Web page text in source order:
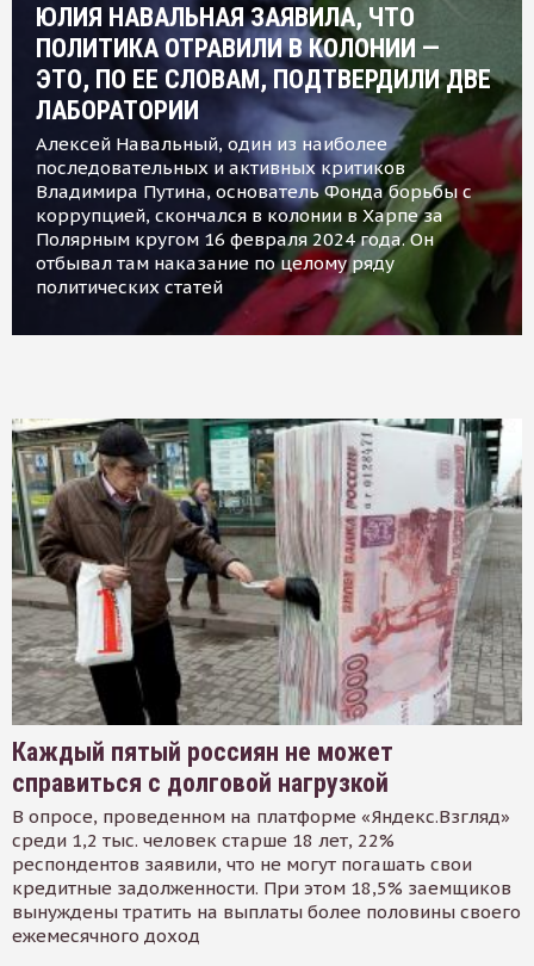
ЮЛИЯ НАВАЛЬНАЯ ЗАЯВИЛА, ЧТО
ПОЛИТИКА ОТРАВИЛИ В КОЛОНИИ —
ЭТО, ПО ЕЕ СЛОВАМ, ПОДТВЕРДИЛИ ДВЕ
ЛАБОРАТОРИИ
Алексей Навальный, один из наиболее
последовательных и активных критиков
Владимира Путина, основатель Фонда борьбы с
коррупцией, скончался в колонии в Харпе за
Полярным кругом 16 февраля 2024 года. Он
отбывал там наказание по целому ряду
политических статей
Каждый пятый россиян не может
справиться с долговой нагрузкой
В опросе, проведенном на платформе «Яндекс.Взгляд»
среди 1,2 тыс. человек старше 18 лет, 22%
респондентов заявили, что не могут погашать свои
кредитные задолженности. При этом 18,5% заемщиков
вынуждены тратить на выплаты более половины своего
ежемесячного доход